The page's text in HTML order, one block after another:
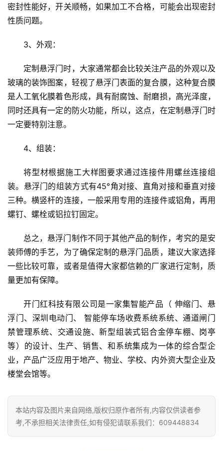
页
卧
室
门
庭
院
铸
铝
门
门
套
安
装
安
修
登录
密封性能好，开关顺畅，如果加工不合格，可能会出现密封
性质问题。
3、外观：
定制悬浮门时，大家通常都会比较关注产品的外观以及
玻璃的装饰图案，轻视了悬浮门表面的复合膜，这种复合膜
是人工氧化膜着色形成，具有耐腐蚀、耐磨损，高光泽度，
同时还具有一定的防火功能，所以，这点，在定制悬浮门时
一定要特别注意。
4、组装：
将型材根据施工大样图要求通过连接件用螺丝连接组
装。悬浮门的组装方式有45°角对接、直角对接和垂直对接
三种。横竖杆的连接，一般采用专用的连接件或铝角，再用
螺钉、螺栓或铝拉钉固定。
总之，悬浮门制作不同于其他产品的制作，考究的是安
装师傅的手艺，为了确保定制的悬浮门品质，建议大家选择
一些比较可靠，或者是值得大家都信赖的厂家进行定制，质
量更加有保障。
开门红科技有限公司是一家集智能产品（ 伸缩门、悬
浮门、深圳电动门、 智能停车场收费系统系统、通道闸门
禁管理系统、交通设施、新型组装式铝合金停车棚、岗亭
等）的设计、生产、销售、和系统集成为一体的综合型企
业，产品广泛应用于地产、物业、学校、内外资大型企业及
楼堂会馆等。
本站内容及图片来自网络,版权归原作者所有,内容仅供读者参
考,不承担相关法律责任,如有侵犯请联系我们：609448834